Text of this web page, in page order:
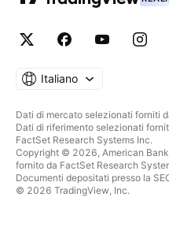
Italiano
Dati di mercato selezionati forniti
Dati di riferimento selezionati
FactSet Research Systems Inc.
Copyright © 2026, American
fornito da FactSet Research
Documenti depositati presso la
© 2026 TradingView, Inc.